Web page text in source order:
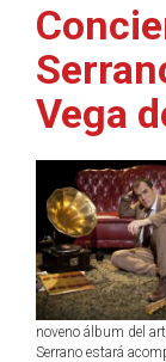
Vega
noveno álbum del
Serrano estará